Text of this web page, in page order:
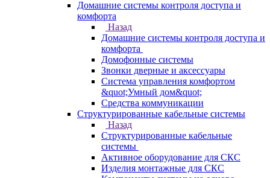
Домашние системы контроля доступа и
комфорта
Назад
Домашние системы контроля доступа и
комфорта
Домофонные системы
Звонки дверные и аксессуары
Система управления комфортом
&quot;Умный дом&quot;
Средства коммуникации
Структурированные кабельные системы
Назад
Структурированные кабельные
системы
Активное оборудование для СКС
Изделия монтажные для СКС